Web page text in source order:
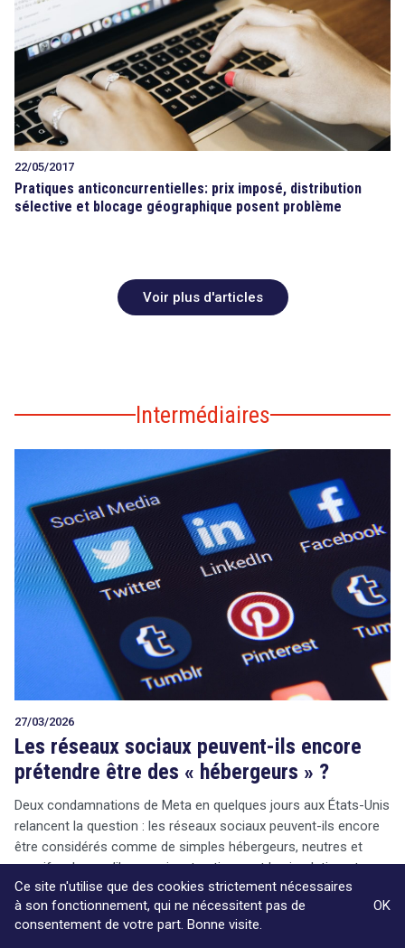
22/05/2017
Pratiques anticoncurrentielles: prix imposé, distribution
sélective et blocage géographique posent problème
Voir plus d'articles
Intermédiaires
27/03/2026
Les réseaux sociaux peuvent-ils encore
prétendre être des « hébergeurs » ?
Deux condamnations de Meta en quelques jours aux États-Unis
relancent la question : les réseaux sociaux peuvent-ils encore
être considérés comme de simples hébergeurs, neutres et
passifs, alors qu’ils organisent activement la circulation et
l’affichage des contenus, dans le but…
→Le point sur … la responsabilité de l’hébergeur
Ce site n'utilise que des cookies strictement nécessaires
à son fonctionnement, qui ne nécessitent pas de
consentement de votre part. Bonne visite.
OK